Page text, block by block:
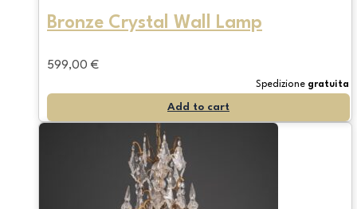
Bronze Crystal Wall Lamp
599,00 €
Spedizione gratuita
Add to cart